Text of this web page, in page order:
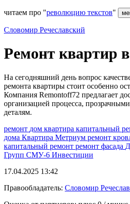
читаем про "революцию текстов"
Словомир Речеславский
Ремонт квартир
На сегодняшний день вопрос
ремонта квартиры стоит особенно
Компания Remontoff72 предлагает
организацией процесса,
деталям.
ремонт дом квартира капитальный
дома Квартира Метриум ремонт
капитальный ремонт ремонт фасада
Групп СМУ-6 Инвестиции
17.04.2025 13:42
Правообладатель: Словомир